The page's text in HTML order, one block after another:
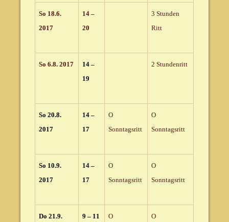
So 18.6.
2017
14 –
20
3 Stunden
Ritt
So 6.8. 2017
14 –
19
2 Stundenritt
So 20.8.
2017
14 –
17
O
Sonntagsritt
O
Sonntagsritt
So 10.9.
2017
14 –
17
O
Sonntagsritt
O
Sonntagsritt
Do 21.9. 9 – 11 O O